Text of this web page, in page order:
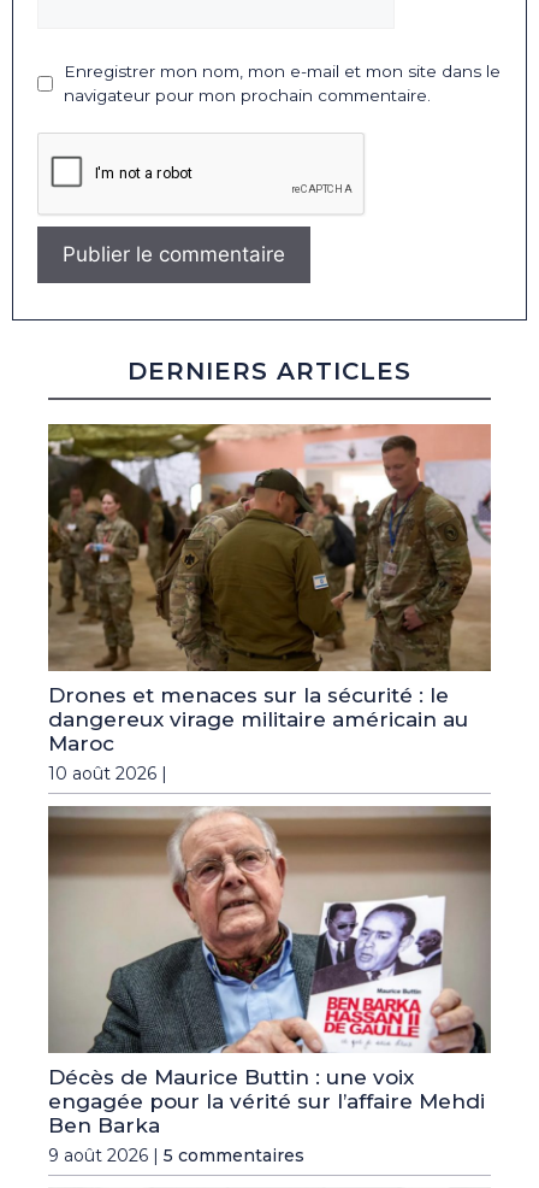
Enregistrer mon nom, mon e-mail et mon site dans le
navigateur pour mon prochain commentaire.
DERNIERS ARTICLES
Drones et menaces sur la sécurité : le
dangereux virage militaire américain au
Maroc
10 août 2026 |
Décès de Maurice Buttin : une voix
engagée pour la vérité sur l’affaire Mehdi
Ben Barka
9 août 2026 | 5 commentaires